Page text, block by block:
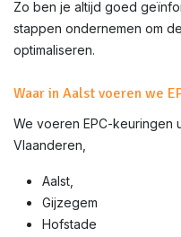
Zo ben je altijd goed
stappen ondernemen om
optimaliseren.
Waar in Aalst voeren we
We voeren EPC-keuringen
Vlaanderen,
Aalst,
Gijzegem
Hofstade